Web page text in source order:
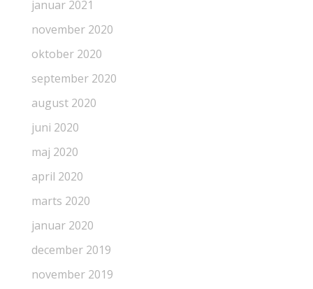
januar 2021
november 2020
oktober 2020
september 2020
august 2020
juni 2020
maj 2020
april 2020
marts 2020
januar 2020
december 2019
november 2019